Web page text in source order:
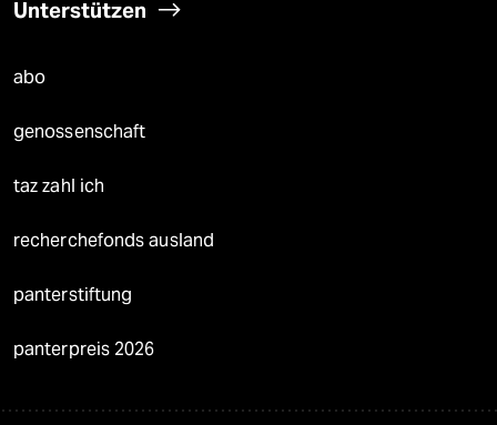
Unterstützen
abo
genossenschaft
taz zahl ich
recherchefonds ausland
panterstiftung
panterpreis 2026